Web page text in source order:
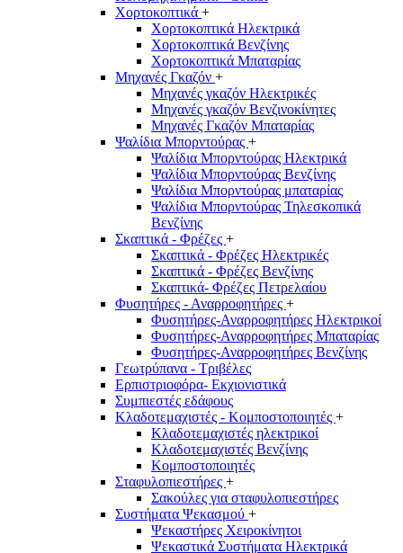
Χορτοκοπτικά +
Χορτοκοπτικά Ηλεκτρικά
Χορτοκοπτικά Βενζίνης
Χορτοκοπτικά Μπαταρίας
Μηχανές Γκαζόν +
Μηχανές γκαζόν Ηλεκτρικές
Μηχανές γκαζόν Βενζινοκίνητες
Μηχανές Γκαζόν Μπαταρίας
Ψαλίδια Μπορντούρας +
Ψαλίδια Μπορντούρας Hλεκτρικά
Ψαλίδια Μπορντούρας Βενζίνης
Ψαλίδια Μπορντούρας μπαταρίας
Ψαλίδια Μπορντούρας Τηλεσκοπικά
Βενζίνης
Σκαπτικά - Φρέζες +
Σκαπτικά - Φρέζες Ηλεκτρικές
Σκαπτικά - Φρέζες Βενζίνης
Σκαπτικά- Φρέζες Πετρελαίου
Φυσητήρες - Αναρροφητήρες +
Φυσητήρες-Αναρροφητήρες Ηλεκτρικοί
Φυσητήρες-Αναρροφητήρες Μπαταρίας
Φυσητήρες-Αναρροφητήρες Βενζίνης
Γεωτρύπανα - Τριβέλες
Ερπιστριοφόρα- Εκχιονιστικά
Συμπιεστές εδάφους
Κλαδοτεμαχιστές - Κομποστοποιητές +
Κλαδοτεμαχιστές ηλεκτρικοί
Κλαδοτεμαχιστές Βενζίνης
Κομποστοποιητές
Σταφυλοπιεστήρες +
Σακούλες για σταφυλοπιεστήρες
Συστήματα Ψεκασμού +
Ψεκαστήρες Χειροκίνητοι
Ψεκαστικά Συστήματα Ηλεκτρικά